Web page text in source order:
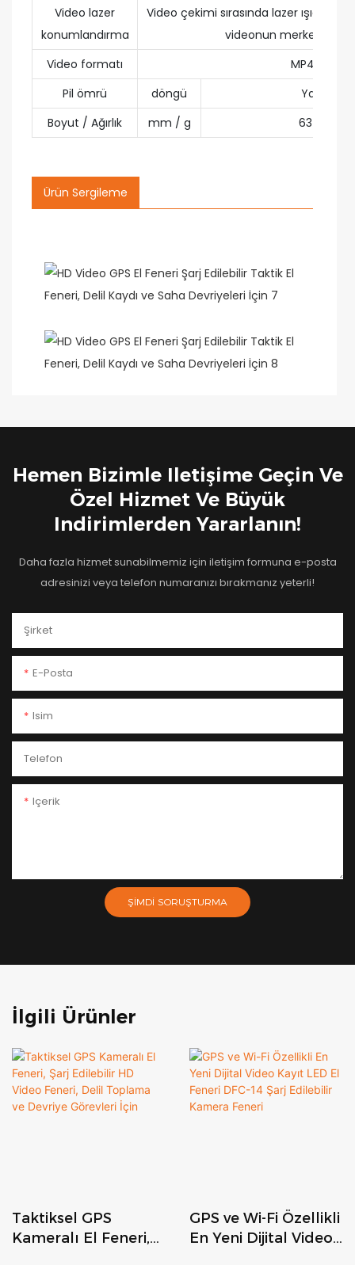
Video lazer
konumlandırma
Video çekimi sırasında lazer ışığı
videonun merkezini
Video formatı
MP4
Pil ömrü
döngü
Yaklaşık
Boyut / Ağırlık
mm / g 63×250 /
Ürün Sergileme
Hemen Bizimle Iletişime Geçin Ve
Özel Hizmet Ve Büyük
Indirimlerden Yararlanın!
Daha fazla hizmet sunabilmemiz için iletişim formuna e-posta
adresinizi veya telefon numaranızı bırakmanız yeterli!
Şirket
E-Posta
Isim
Telefon
Içerik
ŞIMDI SORUŞTURMA
İlgili Ürünler
Taktiksel GPS
Kameralı El Feneri,
GPS ve Wi-Fi Özellikli
En Yeni Dijital Video